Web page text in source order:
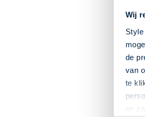
Wij
de
van
te
en